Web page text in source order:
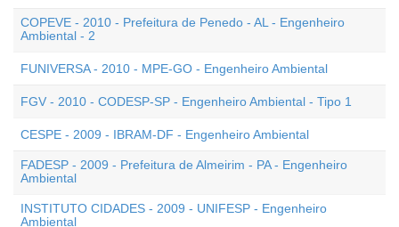
COPEVE - 2010 - Prefeitura de Penedo - AL - Engenheiro
Ambiental - 2
FUNIVERSA - 2010 - MPE-GO - Engenheiro Ambiental
FGV - 2010 - CODESP-SP - Engenheiro Ambiental - Tipo 1
CESPE - 2009 - IBRAM-DF - Engenheiro Ambiental
FADESP - 2009 - Prefeitura de Almeirim - PA - Engenheiro
Ambiental
INSTITUTO CIDADES - 2009 - UNIFESP - Engenheiro
Ambiental